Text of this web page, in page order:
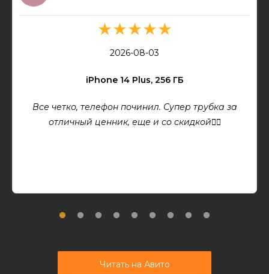
★★★★★
2026-08-03
iPhone 14 Plus, 256 ГБ
Все четко, телефон починил. Супер трубка за
отличный ценник, еще и со скидкой👍🏻
Читать на Авито